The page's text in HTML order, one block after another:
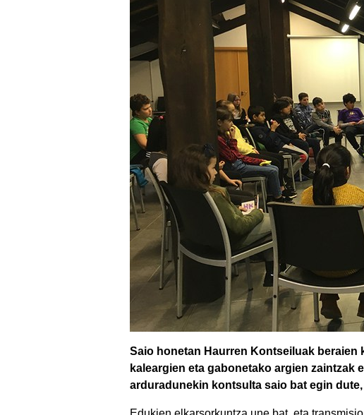
Saio honetan Haurren Kontseiluak
kaleargien eta gabonetako argien zaintzak
arduradunekin kontsulta saio bat egin